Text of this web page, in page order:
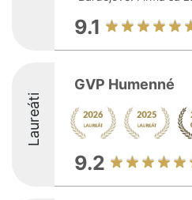
9.1
Laureáti
GVP Humenné
9.2